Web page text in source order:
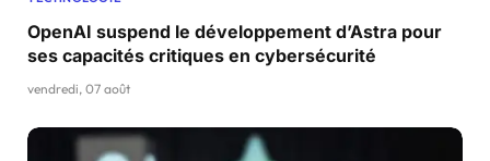
OpenAI suspend le développement d’Astra pour
ses capacités critiques en cybersécurité
vendredi, 07 août